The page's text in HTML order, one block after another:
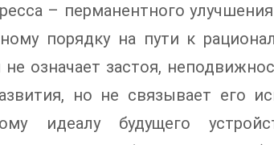
– перманентного
порядку на пути к
означает застоя,
но не связывает его
идеалу будущего